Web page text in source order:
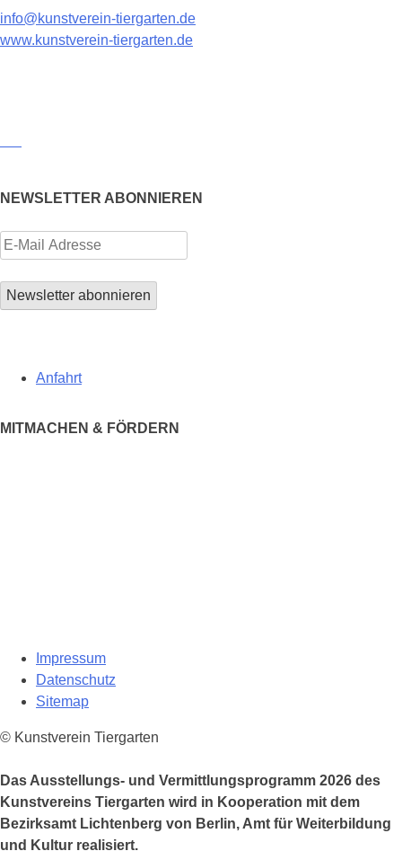
info@kunstverein-tiergarten.de
www.kunstverein-tiergarten.de
NEWSLETTER ABONNIEREN
Anfahrt
MITMACHEN & FÖRDERN
Impressum
Datenschutz
Sitemap
© Kunstverein Tiergarten
Das Ausstellungs- und Vermittlungsprogramm 2026 des
Kunstvereins Tiergarten wird in Kooperation mit dem
Bezirksamt Lichtenberg von Berlin, Amt für Weiterbildung
und Kultur realisiert.